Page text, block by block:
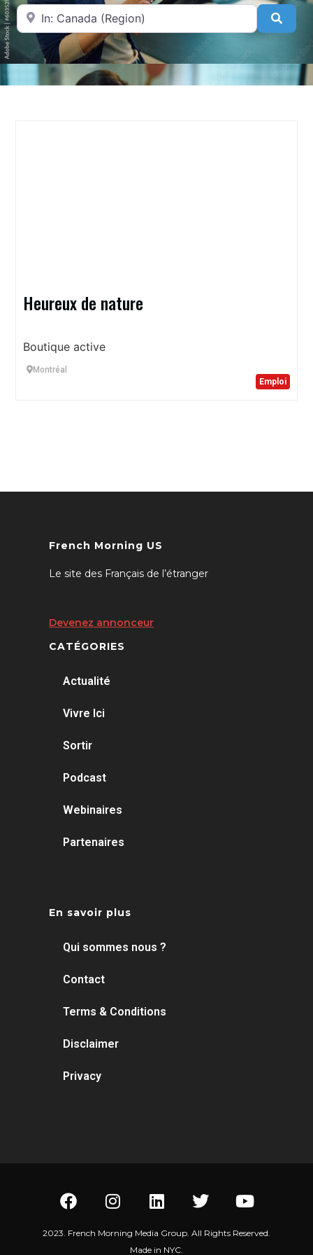
A proximité de
Heureux de nature
Boutique active
Montréal
Emploi
French Morning US
Le site des Français de l’étranger
Devenez annonceur
CATÉGORIES
Actualité
Vivre Ici
Sortir
Podcast
Webinaires
Partenaires
En savoir plus
Qui sommes nous ?
Contact
Terms & Conditions
Disclaimer
Privacy
2023. French Morning Media Group. All Rights Reserved.
Made in NYC.